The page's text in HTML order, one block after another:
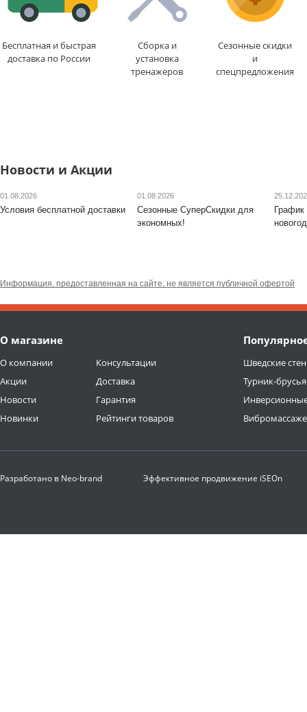
Бесплатная и быстрая
доставка по России
Сборка и
установка
тренажеров
Сезонные скидки
и
спецпредложения
Новости и Акции
01.08.2026
Условия бесплатной доставки
01.08.2026
Сезонные СуперСкидки для
экономных!
График
Информация, предоставленная на сайте, не является публичной офертой
О магазине
О компании
Акции
Новости
Новинки
Консультации
Доставка
Гарантия
Рейтинги товаров
Шведские
Турник-
Разработано в Neo-brand Эффективное продвижение iSEOn